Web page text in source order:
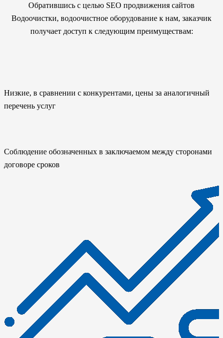
Обратившись с целью SEO продвижения сайтов
Водоочистки, водоочистное оборудование к нам, заказчик
получает доступ к следующим преимуществам:
Низкие, в сравнении с конкурентами, цены за аналогичный
перечень услуг
Соблюдение обозначенных в заключаемом между сторонами
договоре сроков